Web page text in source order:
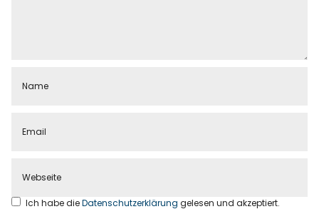
Ich habe dieDatenschutzerklärunggelesen und akzeptiert.